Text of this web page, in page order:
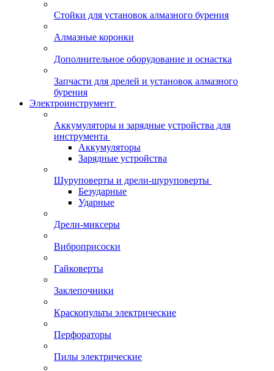
Стойки для установок алмазного бурения
Алмазные коронки
Дополнительное оборудование и оснастка
Запчасти для дрелей и установок алмазного
бурения
Электроинструмент
Аккумуляторы и зарядные устройства для
инструмента
Аккумуляторы
Зарядные устройства
Шуруповерты и дрели-шуруповерты
Безударные
Ударные
Дрели-миксеры
Виброприсоски
Гайковерты
Заклепочники
Краскопульты электрические
Перфораторы
Пилы электрические